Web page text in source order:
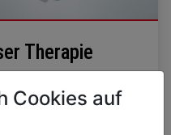
Therapie
Cookies auf